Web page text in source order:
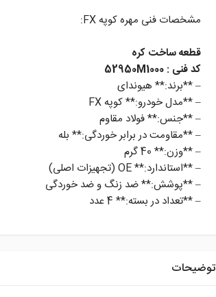
مشخصات فنی مهره کوپه FX:
قطعه ساخت کره
کد فنی : 52950M1000
– **برند:** هیوندای
– **مدل خودرو:** کوپه FX
– **جنس:** فولاد مقاوم
– **مقاومت در برابر خوردگی:** بله
– **وزن:** 40 گرم
– **استاندارد:** OE (تجهیزات اصلی)
– **پوشش:** ضد زنگ و ضد خوردگی
– **تعداد در بسته:** 4 عدد
توضیحات